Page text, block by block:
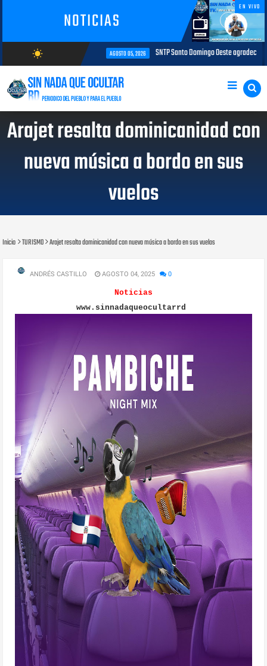
NOTICIAS
EN VIVO
wb_sunny
AGOSTO/7/2026
AGOSTO 05, 2026 SNTP Santo Domingo Oeste agradece al
Arajet resalta dominicanidad con
nueva música a bordo en sus
vuelos
Inicio TURISMO Arajet resalta dominicanidad con nueva música a bordo en sus vuelos
ANDRÉS CASTILLO AGOSTO 04, 2025 0
Noticias
www.sinnadaqueocultarrd